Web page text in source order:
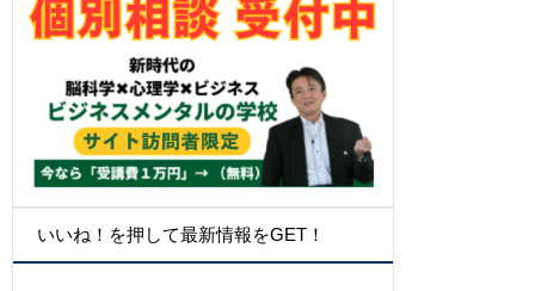
いいね！を押して最新情報をGET！